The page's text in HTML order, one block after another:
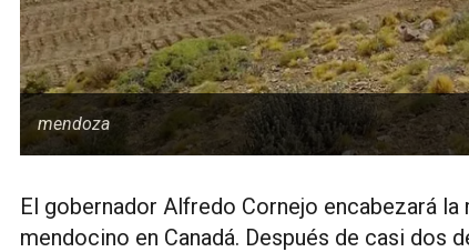
mendoza
El gobernador Alfredo Cornejo encabezará
mendocino en Canadá. Después de casi dos